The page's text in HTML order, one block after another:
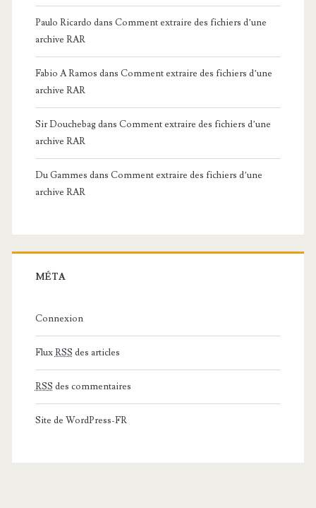
Paulo Ricardo dans Comment extraire des fichiers d’une
archive RAR
Fabio A Ramos dans Comment extraire des fichiers d’une
archive RAR
Sir Douchebagdans Comment extraire des fichiers d’une
archive RAR
Du Gammes dans Comment extraire des fichiers d’une
archive RAR
MÉTA
Connexion
FluxRSS des articles
RSS des commentaires
Site de WordPress-FR